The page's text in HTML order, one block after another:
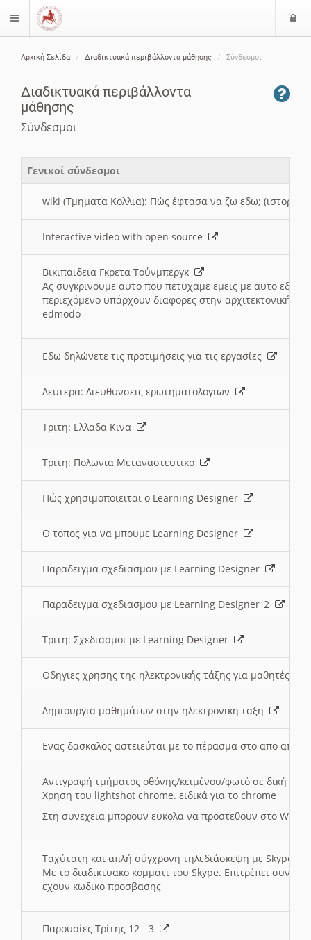
$langMenu
Αρχική Σελίδα Διαδικτυακά περιβάλλοντα μάθησης Σύνδεσμοι
Διαδικτυακά περιβάλλοντα
μάθησης
Σύνδεσμοι
Γενικοί σύνδεσμοι
wiki (Τμηματα Κολλια): Πώς έφτασα να ζω εδω; (ιστορια)
Interactive video with open source
Βικιπαιδεια Γκρετα Τούνμπεργκ
Ας συγκρινουμε αυτο που πετυχαμε εμεις με αυτο εδω
περιεχόμενο υπάρχουν διαφορες στην αρχιτεκτονική
edmodo
Εδω δηλώνετε τις προτιμήσεις για τις εργασίες
Δευτερα: Διευθυνσεις ερωτηματολογιων
Τριτη: Ελλαδα Κινα
Τριτη: Πολωνια Μεταναστευτικο
Πώς χρησιμοποιειται ο Learning Designer
O τοπος για να μπουμε Learning Designer
Παραδειγμα σχεδιασμου με Learning Designer
Παραδειγμα σχεδιασμου με Learning Designer_2
Τριτη: Σχεδιασμοι με Learning Designer
Οδηγιες χρησης της ηλεκτρονικής τάξης για μαθητές
Δημιουργια μαθημάτων στην ηλεκτρονικη ταξη
Ενας δασκαλος αστειεύται με το πέρασμα στο απο
Αντιγραφή τμήματος οθόνης/κειμένου/φωτό σε δική
Χρηση του lightshot chrome. ειδικά για το chrome
Στη συνεχεια μπορουν ευκολα να προστεθουν στο Word
Ταχύτατη και απλή σύγχρονη τηλεδιάσκεψη με Skype
Με το διαδικτυακο κομματι του Skype. Επιτρέπει
εχουν κωδικο προσβασης
Παρουσίες Τρίτης 12 - 3